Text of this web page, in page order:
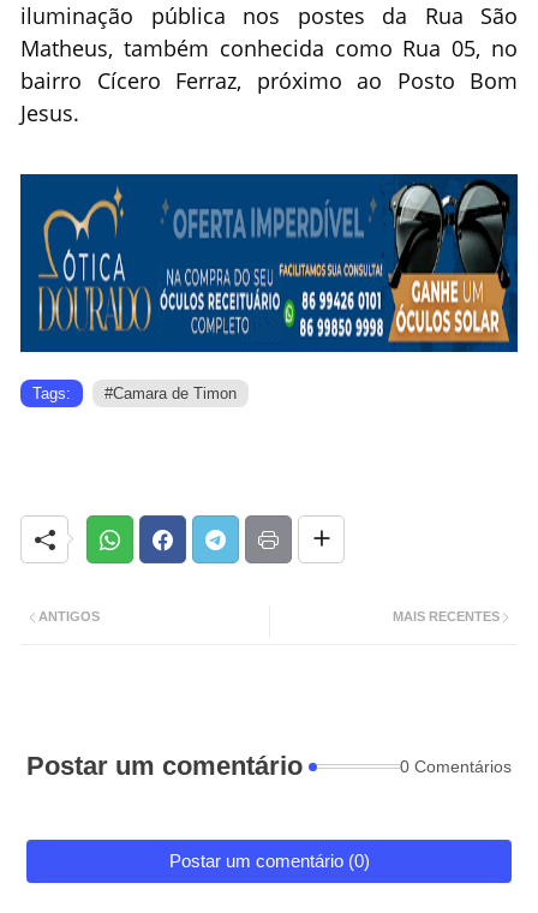
iluminação pública nos postes da Rua São
Matheus, também conhecida como Rua 05, no
bairro Cícero Ferraz, próximo ao Posto Bom
Jesus.
Tags: #Camara de Timon
MAIS RECENTES
ANTIGOS
Postar um comentário 0 Comentários
Postar um comentário (0)